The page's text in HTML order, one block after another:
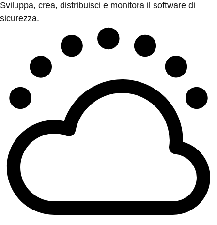
Sviluppa, crea, distribuisci e monitora il software di
sicurezza.